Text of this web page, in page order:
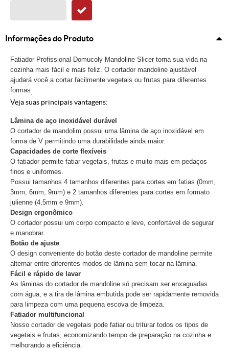
Informações do Produto
Fatiador Profissional Domucoly Mandoline Slicer torna sua vida na
cozinha mais fácil e mais feliz. O cortador mandoline ajustável
ajudará você a cortar facilmente vegetais ou frutas para diferentes
formas
Veja suas principais vantagens:
Lâmina de aço inoxidável durável
O cortador de mandolim possui uma lâmina de aço inoxidável em
forma de V permitindo uma durabilidade ainda maior.
Capacidades de corte flexíveis
O fatiador permite fatiar vegetais, frutas e muito mais em pedaços
finos e uniformes.
Possui tamanhos 4 tamanhos diferentes para cortes em fatias (0mm,
3mm, 6mm, 9mm) e 2 tamanhos diferentes para cortes em formato
julienne (4,5mm e 9mm).
Design ergonômico
O cortador possui um corpo compacto e leve, confortável de segurar
e manobrar.
Botão de ajuste
O design conveniente do botão deste cortador de mandoline permite
alternar entre diferentes modos de lâmina sem tocar na lâmina.
Fácil e rápido de lavar
As lâminas do cortador de mandoline só precisam ser enxaguadas
com água, e a tira de lâmina embutida pode ser rapidamente removida
para limpeza com uma pequena escova de limpeza.
Fatiador multifuncional
Nosso cortador de vegetais pode fatiar ou triturar todos os tipos de
vegetais e frutas, economizando tempo de preparação na cozinha e
melhorando a eficiência.